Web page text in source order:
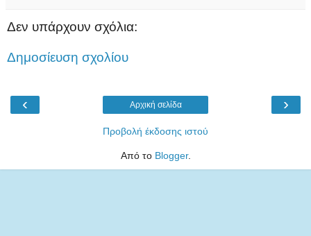
Δεν υπάρχουν σχόλια:
Δημοσίευση σχολίου
‹ ›
Αρχική σελίδα
Προβολή έκδοσης ιστού
Από το Blogger.